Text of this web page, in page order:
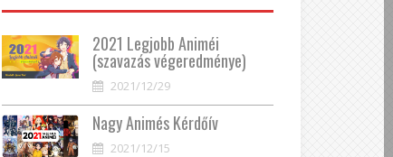
2021 Legjobb Animéi
(szavazás végeredménye)
2021/12/29
Nagy Animés Kérdőív
2021/12/15